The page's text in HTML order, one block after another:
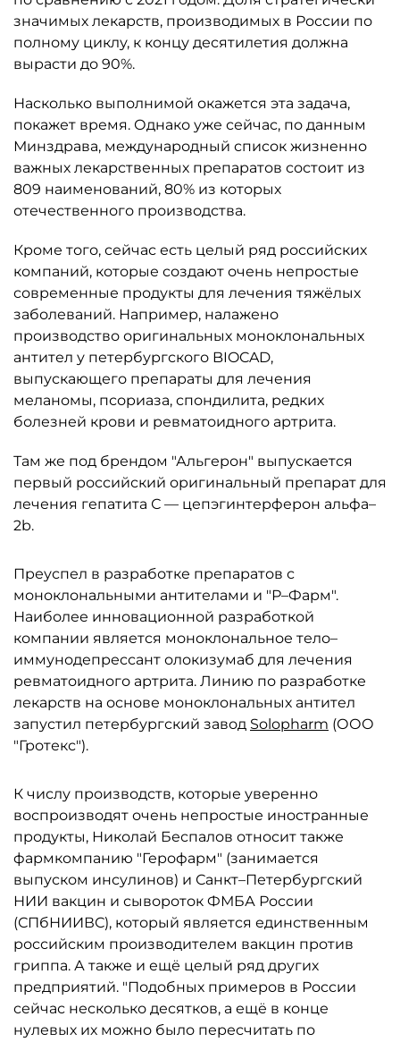
значимых лекарств, производимых в России по
полному циклу, к концу десятилетия должна
вырасти до 90%.
Насколько выполнимой окажется эта задача,
покажет время. Однако уже сейчас, по данным
Минздрава, международный список жизненно
важных лекарственных препаратов состоит из
809 наименований, 80% из которых
отечественного производства.
Кроме того, сейчас есть целый ряд российских
компаний, которые создают очень непростые
современные продукты для лечения тяжёлых
заболеваний. Например, налажено
производство оригинальных моноклональных
антител у петербургского BIOCAD,
выпускающего препараты для лечения
меланомы, псориаза, спондилита, редких
болезней крови и ревматоидного артрита.
Там же под брендом "Альгерон" выпускается
первый российский оригинальный препарат для
лечения гепатита С — цепэгинтерферон альфа–
2b.
Преуспел в разработке препаратов с
моноклональными антителами и "Р–Фарм".
Наиболее инновационной разработкой
компании является моноклональное тело–
иммунодепрессант олокизумаб для лечения
ревматоидного артрита. Линию по разработке
лекарств на основе моноклональных антител
запустил петербургский завод Solopharm (ООО
"Гротекс").
К числу производств, которые уверенно
воспроизводят очень непростые иностранные
продукты, Николай Беспалов относит также
фармкомпанию "Герофарм" (занимается
выпуском инсулинов) и Санкт–Петербургский
НИИ вакцин и сывороток ФМБА России
(СПбНИИВС), который является единственным
российским производителем вакцин против
гриппа. А также и ещё целый ряд других
предприятий. "Подобных примеров в России
сейчас несколько десятков, а ещё в конце
нулевых их можно было пересчитать по